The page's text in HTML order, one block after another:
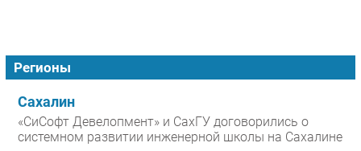
Регионы
Сахалин
«СиСофт Девелопмент» и СахГУ договорились о
системном развитии инженерной школы на Сахалине